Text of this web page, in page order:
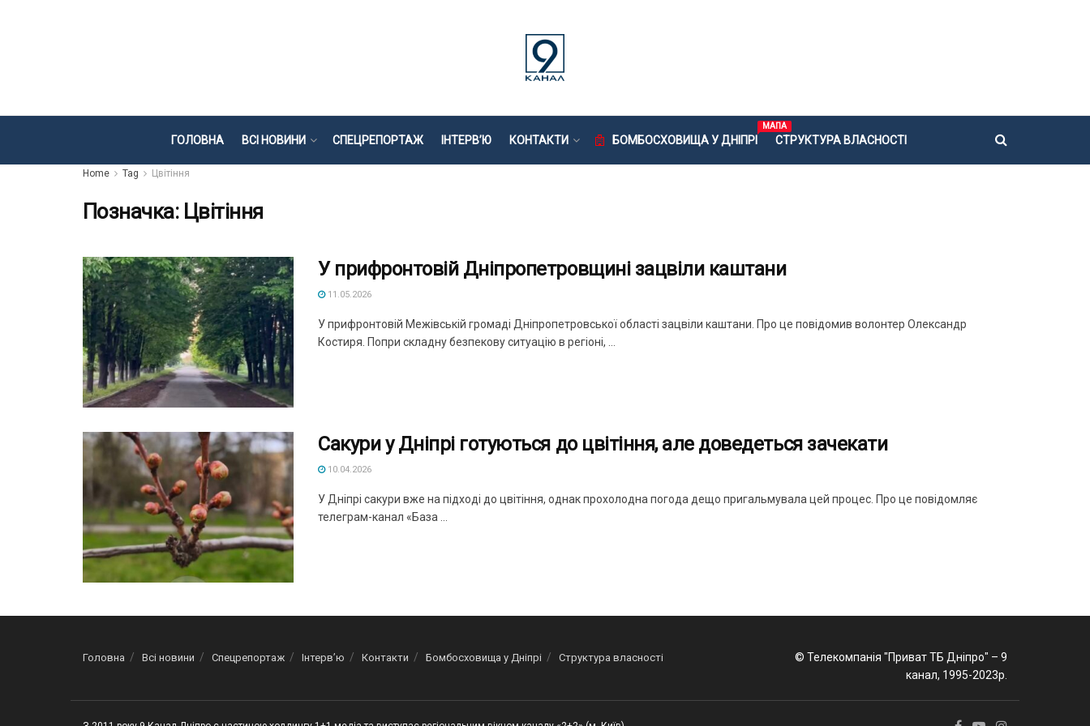
ГОЛОВНА ВСІ НОВИНИ СПЕЦРЕПОРТАЖ ІНТЕРВ’Ю КОНТАКТИ БОМБОСХОВИЩА У ДНІПРІ
МАПА
СТРУКТУРА ВЛАСНОСТІ
Home Tag Цвітіння
Позначка: Цвітіння
У прифронтовій Дніпропетровщині зацвіли каштани
11.05.2026
У прифронтовій Межівській громаді Дніпропетровської області зацвіли каштани. Про це повідомив волонтер Олександр
Костиря. Попри складну безпекову ситуацію в регіоні, ...
Сакури у Дніпрі готуються до цвітіння, але доведеться зачекати
10.04.2026
У Дніпрі сакури вже на підході до цвітіння, однак прохолодна погода дещо пригальмувала цей процес. Про це повідомляє
телеграм-канал «База ...
Головна Всі новини Спецрепортаж Інтерв’ю Контакти Бомбосховища у Дніпрі Структура власності
© Телекомпанія "Приват ТБ Дніпро" – 9
канал, 1995-2023р.